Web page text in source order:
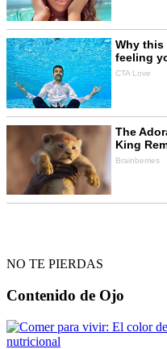
NO TE PIERDAS
Contenido de Ojo